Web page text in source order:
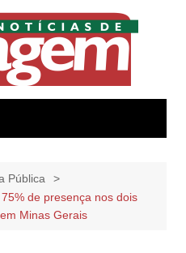
Pública
de presença nos dois
Minas Gerais